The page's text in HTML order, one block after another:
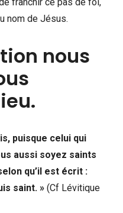
nom de Jésus.
nous
puisque celui qui
aussi soyez saints
qu’il est écrit :
saint. » (Cf Lévitique